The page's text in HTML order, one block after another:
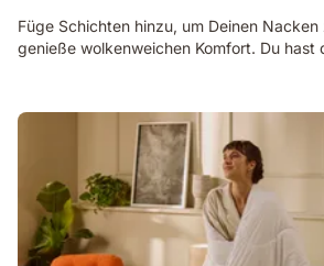
Füge Schichten hinzu, um Deinen
genieße wolkenweichen Komfort. Du hast